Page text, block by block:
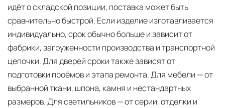
идёт о складской позиции, поставка может быть
сравнительно быстрой. Если изделие изготавливается
индивидуально, срок обычно больше и зависит от
фабрики, загруженности производства и транспортной
цепочки. Для дверей сроки также зависят от
подготовки проёмов и этапа ремонта. Для мебели — от
выбранной ткани, шпона, камня и нестандартных
размеров. Для светильников — от серии, отделки и